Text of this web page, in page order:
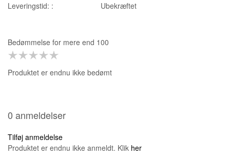
Leveringstid: : Ubekræftet
Bedømmelse for mere end 100
Produktet er endnu ikke bedømt
0 anmeldelser
Tilføj anmeldelse
Produktet er endnu ikke anmeldt. Klik her